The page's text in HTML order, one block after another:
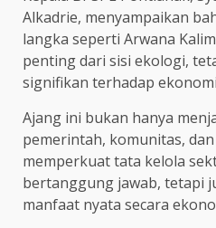
Alkadrie, menyampaikan
langka seperti Arwana
penting dari sisi ekologi,
signifikan terhadap
Ajang ini bukan hanya
pemerintah, komunitas,
memperkuat tata kelola
bertanggung jawab, tetapi
manfaat nyata secara